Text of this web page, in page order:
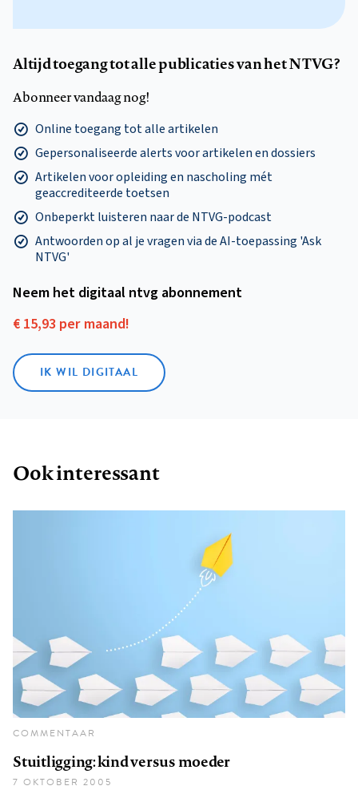
Altijd toegang tot alle publicaties van het NTVG?
Abonneer vandaag nog!
Online toegang tot alle artikelen
Gepersonaliseerde alerts voor artikelen en dossiers
Artikelen voor opleiding en nascholing mét
geaccrediteerde toetsen
Onbeperkt luisteren naar de NTVG-podcast
Antwoorden op al je vragen via de AI-toepassing 'Ask
NTVG'
Neem het digitaal ntvg abonnement
€ 15,93 per maand!
IK WIL DIGITAAL
Ook interessant
COMMENTAAR
Stuitligging: kind versus moeder
7 OKTOBER 2005